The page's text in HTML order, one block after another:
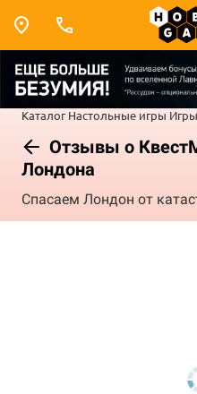
Каталог Настольные игры
Отзывы о
Лондона
Спасаем Лондон от